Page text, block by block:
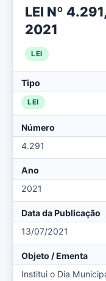
LEI Nº
2021
LEI
Tipo
LEI
Número
4.291
Ano
2021
Data da Publicação
13/07/2021
Objeto / Ementa
Institui o Dia